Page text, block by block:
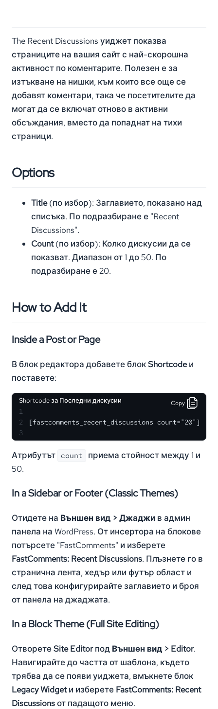
The Recent Discussions уиджет показва
страниците на вашия сайт с най-скорошна
активност по коментарите. Полезен е за
изтъкване на нишки, към които все още се
добавят коментари, така че посетителите да
могат да се включат отново в активни
обсъждания, вместо да попаднат на тихи
страници.
Options
Title(по избор): Заглавието, показано над
списъка. По подразбиране е "Recent
Discussions".
Count(по избор): Колко дискусии да се
показват. Диапазон от 1 до 50. По
подразбиране е 20.
How to Add It
Inside a Post or Page
В блок редактора добавете блокShortcodeи
поставете:
Shortcode за Последни дискусии Copy
1
2
[fastcomments_recent_discussions count="20"]
3
Атрибутът count
приема стойност между 1 и
50.
In a Sidebar or Footer (Classic Themes)
Отидете на Външен вид > Джаджи в админ
панела на WordPress. От инсертора на блокове
потърсете "FastComments" и изберете
FastComments: Recent Discussions. Плъзнете го в
странична лента, хедър или футър област и
след това конфигурирайте заглавието и броя
от панела на джаджата.
In a Block Theme (Full Site Editing)
ОтворетеSite Editorпод Външен вид > Editor.
Навигирайте до частта от шаблона, където
трябва да се появи уиджета, вмъкнете блок
Legacy Widgetи изберете FastComments: Recent
Discussionsот падащото меню.